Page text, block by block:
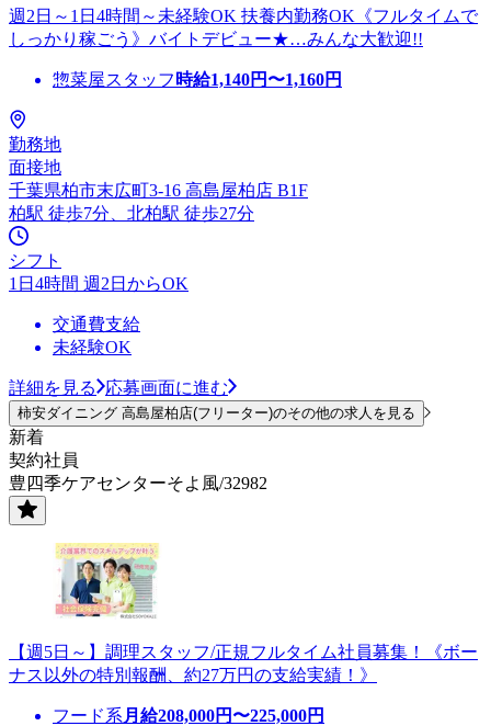
週2日～1日4時間～未経験OK 扶養内勤務OK《フルタイムで
しっかり稼ごう》バイトデビュー★…みんな大歓迎!!
惣菜屋スタッフ 時給1,140円〜1,160円
勤務地
面接地
千葉県柏市末広町3-16 高島屋柏店 B1F
柏駅 徒歩7分、北柏駅 徒歩27分
シフト
1日4時間 週2日からOK
交通費支給
未経験OK
詳細を見る 応募画面に進む
柿安ダイニング 高島屋柏店(フリーター)のその他の求人を見る
新着
契約社員
豊四季ケアセンターそよ風/32982
【週5日～】調理スタッフ/正規フルタイム社員募集！《ボー
ナス以外の特別報酬、約27万円の支給実績！》
フード系 月給208,000円〜225,000円